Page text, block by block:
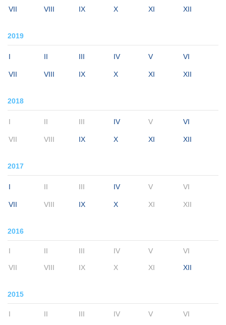
VII VIII IX X XI XII
2019
I II III IV V VI
VII VIII IX X XI XII
2018
I II III IV V VI
VII VIII IX X XI XII
2017
I II III IV V VI
VII VIII IX X XI XII
2016
I II III IV V VI
VII VIII IX X XI XII
2015
I II III IV V
VI